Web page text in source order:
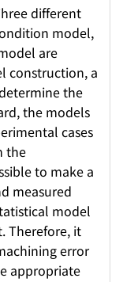
different
model,
are
construction, a
the
the models
cases
the
to make a
measured
model
Therefore, it
error
appropriate